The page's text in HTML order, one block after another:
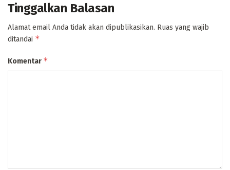
Tinggalkan Balasan
Alamat email Anda tidak akan dipublikasikan. Ruas yang wajib
ditandai *
Komentar *